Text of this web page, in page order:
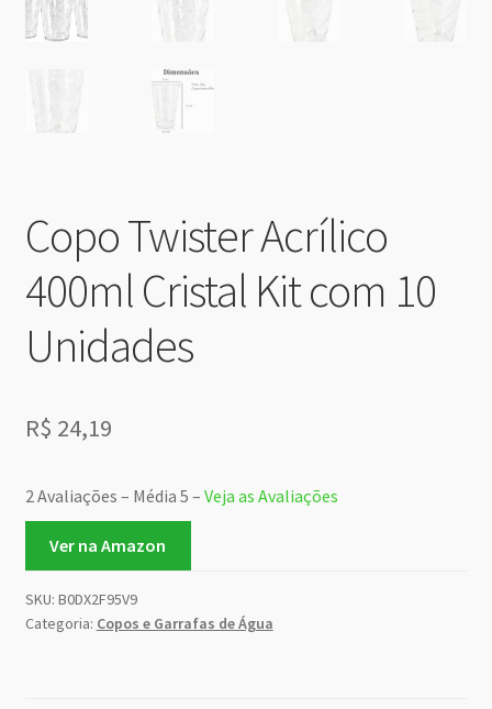
Copo Twister Acrílico
400ml Cristal Kit com 10
Unidades
R$ 24,19
2 Avaliações – Média 5 – Veja as Avaliações
Ver na Amazon
SKU: B0DX2F95V9
Categoria: Copos e Garrafas de Água